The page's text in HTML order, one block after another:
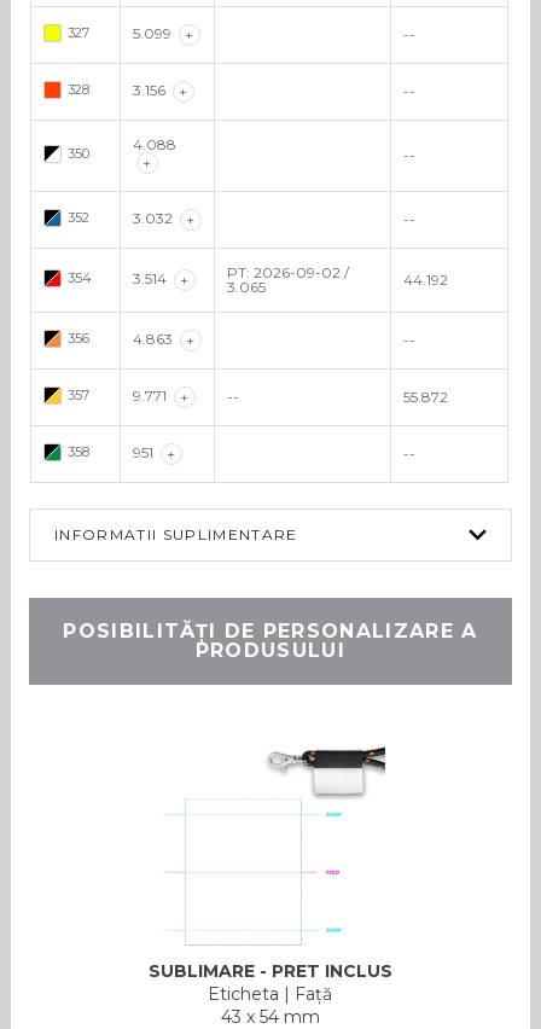
327 5.099 + --
328 3.156 + --
350
4.088
+
--
352 3.032 + --
354 3.514 +
PT: 2026-09-02 /
3.065
44.192
356 4.863 + --
357 9.771 + -- 55.872
358 951 + --
INFORMATII SUPLIMENTARE
POSIBILITĂȚI DE PERSONALIZARE A
PRODUSULUI
SUBLIMARE - PRET INCLUS
Eticheta | Faţă
43 x 54 mm